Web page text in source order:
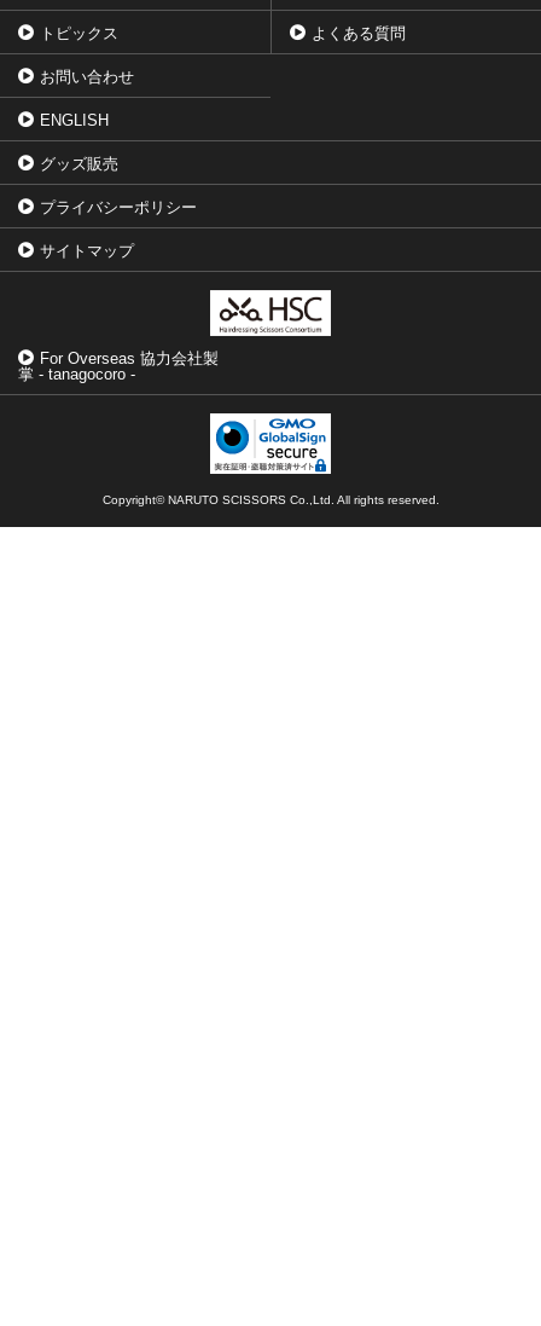
トピックス よくある質問
お問い合わせ
ENGLISH
グッズ販売
プライバシーポリシー
サイトマップ
For Overseas 協力会社製
掌 - tanagocoro -
Copyright© NARUTO SCISSORS Co.,Ltd. All rights reserved.